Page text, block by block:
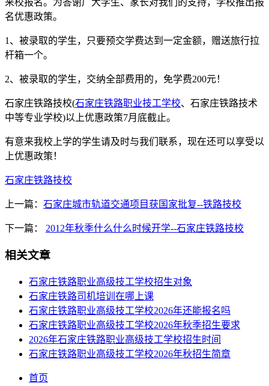
来校报名。为答谢广大学生、家长对我们的支持，学校推出报
名优惠政策。
1、被录取的学生，只要预交学费达到一定金额，赠送旅行拉
杆箱一个。
2、被录取的学生，交纳全部费用的，免学费200元！
石家庄铁路技校(石家庄铁路职业技工学校、石家庄铁路技术
中等专业学校)以上优惠政策7月底截止。
有意来我校上学的学生请及时与我们联系，现在还可以享受以
上优惠政策！
石家庄铁路技校
上一篇： 石家庄城市轨道交通项目获国家批复--铁路技校
下一篇： 2012年秋季什么什么时候开学--石家庄铁路技校
相关文章
石家庄铁路职业高级技工学校招生对象
石家庄铁路司机培训在哪上课
石家庄铁路职业高级技工学校2026年还能报名吗
石家庄铁路职业高级技工学校2026年秋季招生要求
2026年石家庄铁路职业高级技工学校招生时间
石家庄铁路职业高级技工学校2026年秋招生简章
首页